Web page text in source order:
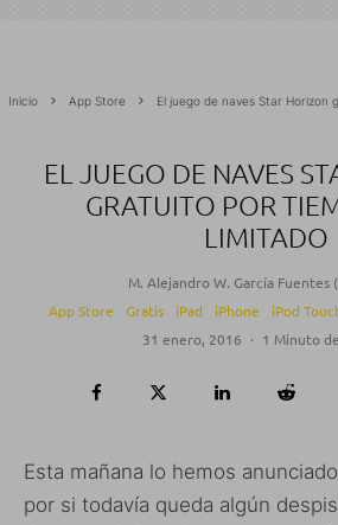
Inicio App Store El juego de naves Star
EL JUEGO DE NAVES
GRATUITO POR
LIMITADO
M. Alejandro W. García Fuentes
App Store
Gratis iPad iPhone iPod
31 enero, 2016 · 1 Minuto
Esta mañana lo hemos
por si todavía queda algún